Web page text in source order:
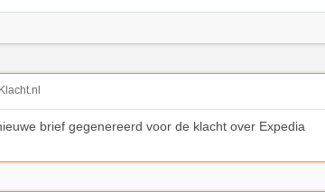
brief gegenereerd voor de klacht over Expedia